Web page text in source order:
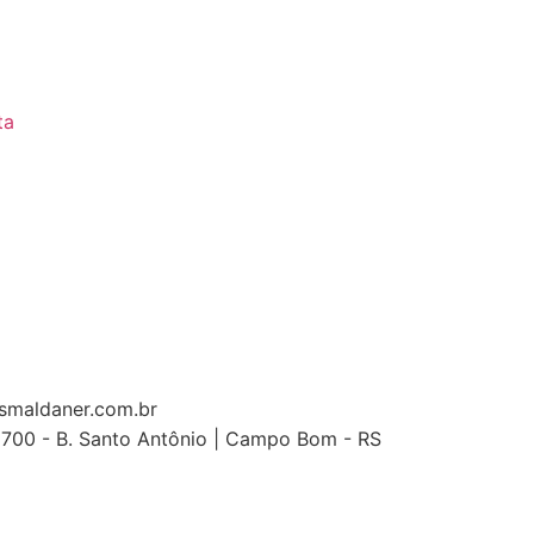
- B. Santo Antônio | Campo Bom - RS